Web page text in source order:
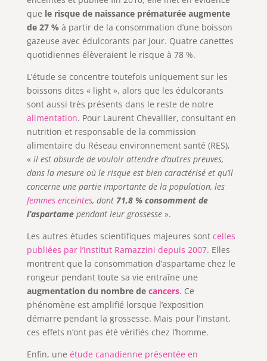
que le risque de naissance prématurée augmente
de 27 % à partir de la consommation d’une boisson
gazeuse avec édulcorants par jour. Quatre canettes
quotidiennes élèveraient le risque à 78 %.
L’étude se concentre toutefois uniquement sur les
boissons dites « light », alors que les édulcorants
sont aussi très présents dans le reste de notre
alimentation. Pour Laurent Chevallier, consultant en
nutrition et responsable de la commission
alimentaire du Réseau environnement santé (RES),
« il est absurde de vouloir attendre d’autres preuves,
dans la mesure où le risque est bien caractérisé et qu’il
concerne une partie importante de la population, les
femmes enceintes, dont 71,8 % consomment de
l’aspartamependant leur grossesse ».
Les autres études scientifiques majeures sont celles
publiées par l’Institut Ramazzini depuis 2007. Elles
montrent que la consommation d’aspartame chez le
rongeur pendant toute sa vie entraîne une
augmentation du nombre de cancers. Ce
phénomène est amplifié lorsque l’exposition
démarre pendant la grossesse. Mais pour l’instant,
ces effets n’ont pas été vérifiés chez l’homme.
Enfin, une étude canadienne présentée en